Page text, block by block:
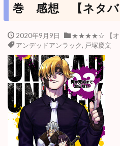
巻 感想 【ネタバ
2020年9月9日 ★★★★☆ 【オ
アンデッドアンラック, 戸塚慶文